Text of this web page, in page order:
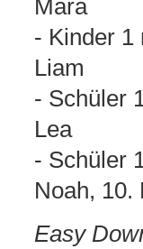
Mara
- Kinder 1
Liam
- Schüler
Lea
- Schüler
Noah, 10.
Easy